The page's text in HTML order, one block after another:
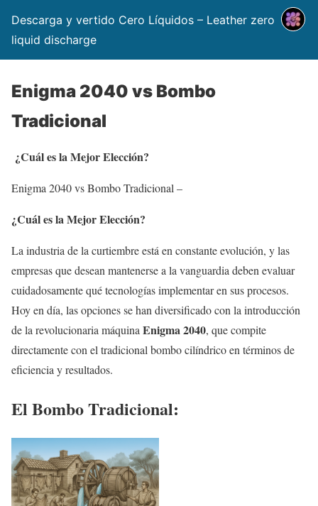
Descarga y vertido Cero Líquidos – Leather zero
liquid discharge
Enigma 2040 vs Bombo
Tradicional
¿Cuál es la Mejor Elección?
Enigma 2040 vs Bombo Tradicional –
¿Cuál es la Mejor Elección?
La industria de la curtiembre está en constante evolución, y las
empresas que desean mantenerse a la vanguardia deben evaluar
cuidadosamente qué tecnologías implementar en sus procesos.
Hoy en día, las opciones se han diversificado con la introducción
de la revolucionaria máquina Enigma 2040, que compite
directamente con el tradicional bombo cilíndrico en términos de
eficiencia y resultados.
El Bombo Tradicional: